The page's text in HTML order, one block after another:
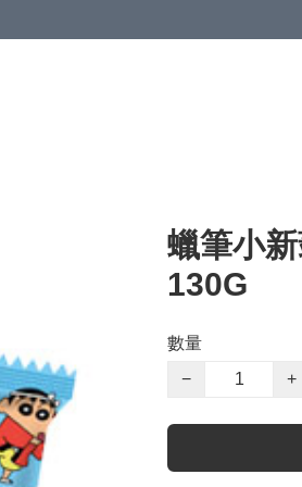
蠟筆小
130G
數量
−
+